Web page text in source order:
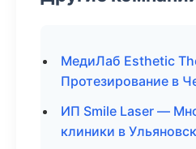
МедиЛаб Esthetic
Протезирование в
ИП Smile Laser —
клиники в Ульяновск